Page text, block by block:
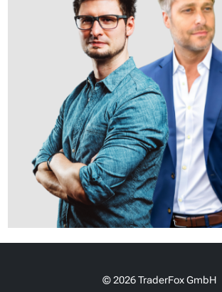
© 2026 TraderFox GmbH